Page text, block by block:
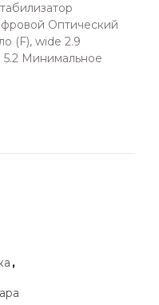
Оптический
(F), wide 2.9
Минимальное
,